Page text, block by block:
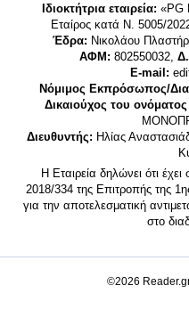
Ιδιοκτήτρια εταιρεία: «PG
Εταίρος κατά Ν. 5005/
Έδρα: Νικολάου
ΑΦΜ: 802550032,
E-mail:
Νόμιμος Εκπρόσωπος/
Δικαιούχος του
Διευθυντής: Ηλίας
Η Εταιρεία δηλώνει ότι
2018/334 της Επιτροπής της
για την αποτελεσματική
στο
©2026